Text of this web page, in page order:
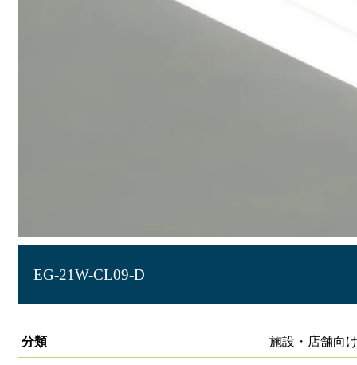
EG-21W-CL09-D
分類
施設・店舗向